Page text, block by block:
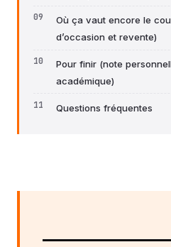
Où ça vaut encore le
d’occasion et revente)
Pour finir (note
académique)
Questions fréquentes